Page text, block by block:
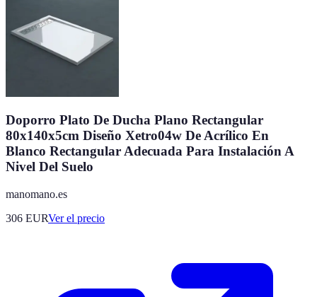
Doporro Plato De Ducha Plano Rectangular
80x140x5cm Diseño Xetro04w De Acrílico En
Blanco Rectangular Adecuada Para Instalación A
Nivel Del Suelo
manomano.es
306 EURVer el precio